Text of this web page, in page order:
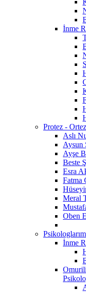
İnme
Protez - Ortez
Aslı
Aysun
Ayşe
Beste
Esra
Meral
Oben
İnme